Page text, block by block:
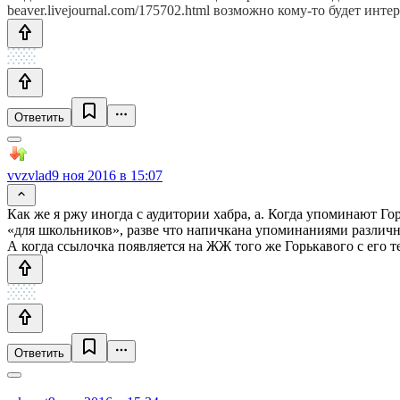
beaver.livejournal.com/175702.html возможно кому-то будет
Ответить
vvzvlad9 ноя 2016 в 15:07
Как же я ржу иногда с аудитории хабра, а. Когда упоминают
«для школьников», разве что напичкана упоминаниями
А когда ссылочка появляется на ЖЖ того же Горькавого с
Ответить